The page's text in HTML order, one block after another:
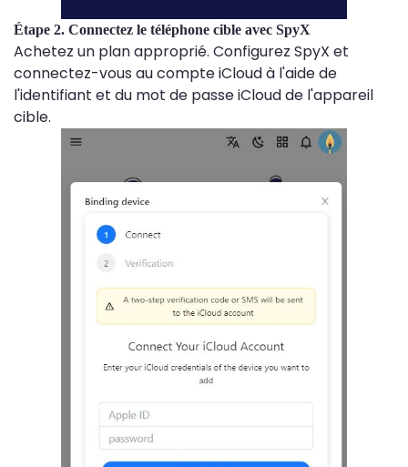
Étape 2. Connectez le téléphone cible avec SpyX
Achetez un plan approprié. Configurez SpyX et
connectez-vous au compte iCloud à l'aide de
l'identifiant et du mot de passe iCloud de l'appareil
cible.